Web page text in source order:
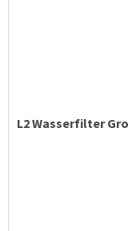
L2 Wasserfilter